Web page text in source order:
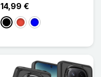
14,99 €
NoirRouge
Bleu